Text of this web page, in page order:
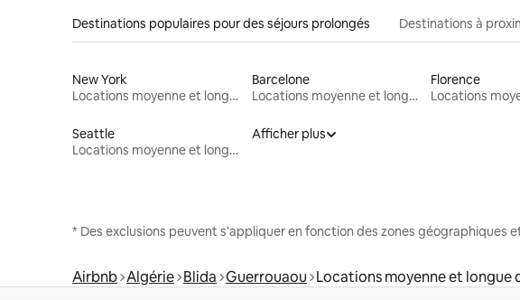
Destinations populaires pour des séjours prolongés Destinations à
New York
Locations moyenne et longue durée
Barcelone
Locations moyenne et longue durée
Florence
Seattle
Locations moyenne et longue durée
Afficher plus
* Des exclusions peuvent s'appliquer en fonction des zones géographiques
Airbnb Algérie Blida Guerrouaou Locations moyenne et longue